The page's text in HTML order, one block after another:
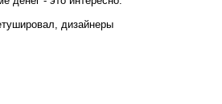
дизайнеры